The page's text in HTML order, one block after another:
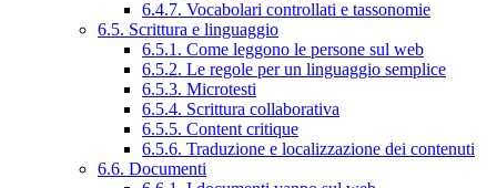
6.4.7. Vocabolari controllati e tassonomie
6.5. Scrittura e linguaggio
6.5.1. Come leggono le persone sul web
6.5.2. Le regole per un linguaggio semplice
6.5.3. Microtesti
6.5.4. Scrittura collaborativa
6.5.5. Content critique
6.5.6. Traduzione e localizzazione dei contenuti
6.6. Documenti